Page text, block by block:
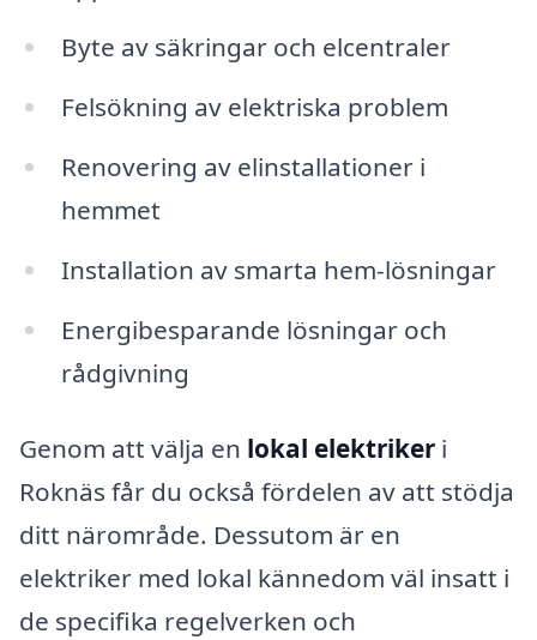
Byte av säkringar och elcentraler
Felsökning av elektriska problem
Renovering av elinstallationer i
hemmet
Installation av smarta hem-lösningar
Energibesparande lösningar och
rådgivning
Genom att välja en lokal elektriker i
Roknäs får du också fördelen av att stödja
ditt närområde. Dessutom är en
elektriker med lokal kännedom väl insatt i
de specifika regelverken och